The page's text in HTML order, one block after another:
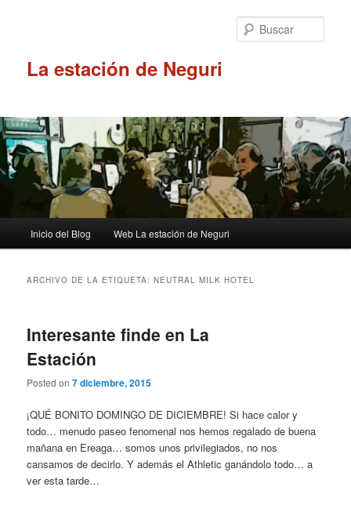
La estación de Neguri
principal
Inicio del Blog Web La estación de Neguri
ARCHIVO DE LA ETIQUETA:NEUTRAL MILK HOTEL
Interesante finde en La
Estación
Posted on7 diciembre, 2015
¡QUÉ BONITO DOMINGO DE DICIEMBRE! Si hace calor y
todo… menudo paseo fenomenal nos hemos regalado de buena
mañana en Ereaga… somos unos privilegiados, no nos
cansamos de decirlo. Y además el Athletic ganándolo todo… a
ver esta tarde…